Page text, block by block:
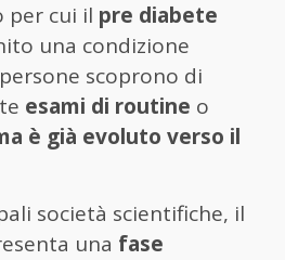
per cui il pre diabete
una condizione
scoprono di
esami di routine o
è già evoluto verso il
società scientifiche, il
una fase